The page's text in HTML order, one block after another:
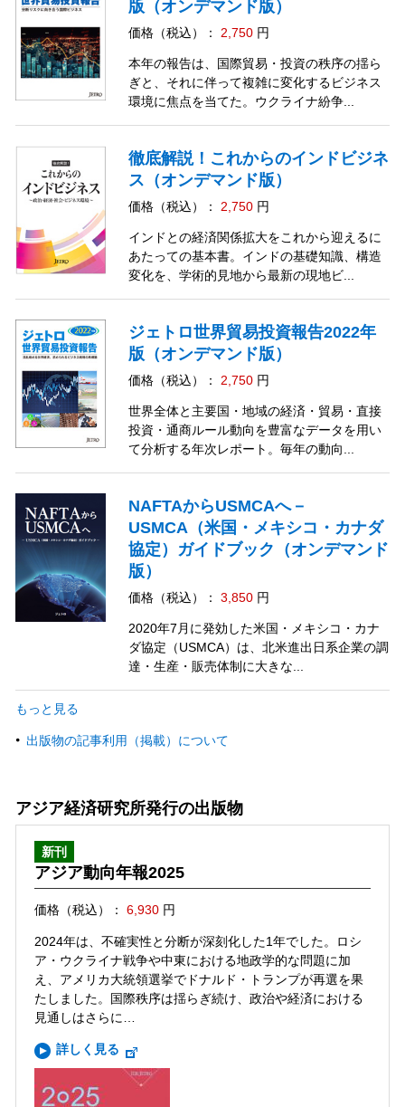
版（オンデマンド版）
価格（税込）： 2,750 円
本年の報告は、国際貿易・投資の秩序の揺ら
ぎと、それに伴って複雑に変化するビジネス
環境に焦点を当てた。ウクライナ紛争...
徹底解説！これからのインドビジネ
ス（オンデマンド版）
価格（税込）： 2,750 円
インドとの経済関係拡大をこれから迎えるに
あたっての基本書。インドの基礎知識、構造
変化を、学術的見地から最新の現地ビ...
ジェトロ世界貿易投資報告2022年
版（オンデマンド版）
価格（税込）： 2,750 円
世界全体と主要国・地域の経済・貿易・直接
投資・通商ルール動向を豊富なデータを用い
て分析する年次レポート。毎年の動向...
NAFTAからUSMCAへ－
USMCA（米国・メキシコ・カナダ
協定）ガイドブック（オンデマンド
版）
価格（税込）： 3,850 円
2020年7月に発効した米国・メキシコ・カナ
ダ協定（USMCA）は、北米進出日系企業の調
達・生産・販売体制に大きな...
もっと見る
出版物の記事利用（掲載）について
アジア経済研究所発行の出版物
新刊
アジア動向年報2025
価格（税込）：6,930 円
2024年は、不確実性と分断が深刻化した1年でした。ロシ
ア・ウクライナ戦争や中東における地政学的な問題に加
え、アメリカ大統領選挙でドナルド・トランプが再選を果
たしました。国際秩序は揺らぎ続け、政治や経済における
見通しはさらに…
詳しく見る